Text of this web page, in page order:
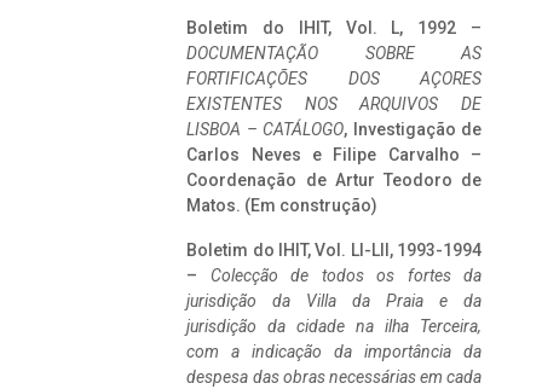
Boletim do IHIT, Vol. L, 1992 –
DOCUMENTAÇÃO SOBRE AS
FORTIFICAÇÕES DOS AÇORES
EXISTENTES NOS ARQUIVOS DE
LISBOA – CATÁLOGO, Investigação de
Carlos Neves e Filipe Carvalho –
Coordenação de Artur Teodoro de
Matos. (Em construção)
Boletim do IHIT, Vol. LI-LII, 1993-1994
– Colecção de todos os fortes da
jurisdição da Villa da Praia e da
jurisdição da cidade na ilha Terceira,
com a indicação da importância da
despesa das obras necessárias em cada